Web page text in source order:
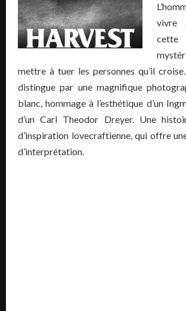
vivre
mettre à tuer les personnes qu’il
distingue par une magnifique
blanc, hommage à l’esthétique d’un
d’un Carl Theodor Dreyer. Une
d’inspiration lovecraftienne, qui offre
d’interprétation.